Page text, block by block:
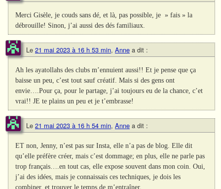
Merci Gisèle, je couds sans dé, et là, pas possible, je » fais » la
débrouille! Sinon, j’ai aussi des dés familiaux.
Le 21 mai 2023 à 16 h 53 min, Anne a dit :
Ah les ayatollahs des clubs m’ennuient aussi!! Et je pense que ça
baisse un peu, c’est tout sauf créatif. Mais si des gens ont
envie….Pour ça, pour le partage, j’ai toujours eu de la chance, c’et
vrai!! JE te plains un peu et je t’embrasse!
Le 21 mai 2023 à 16 h 54 min, Anne a dit :
ET non, Jenny, n’est pas sur Insta, elle n’a pas de blog. Elle dit
qu’elle préfère créer, mais c’est dommage; en plus, elle ne parle pas
trop français….en tout cas, elle expose souvent dans mon coin. Oui,
j’ai des idées, mais je connaissais ces techniques, je dois les
combiner, et trouver le temps de m’entraîner.